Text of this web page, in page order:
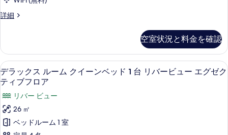
示
す
を
表
す
る
ー
べ
て
の
写
真
を
ビ
の
詳
細
ム
シ
グ
ル
ベ
ッ
ド
2
台
詳細
ス
ア
ル
ー
ム
シ
ン
グ
ル
ベ
空室状況と料金を確認
デ
ラ
ッ
ク
ス
ル
デラックス ルーム クイーンベッド 1
8
デラックス ルーム クイーンベッド 1 台 リバービュー エグゼク
ティブフロア
リバー ビュー
26 ㎡
ベッドルーム 1 室